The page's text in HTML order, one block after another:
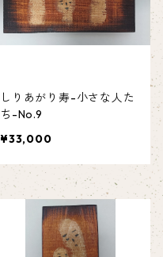
しりあがり寿-小さな人た
ち-No.9
¥33,000